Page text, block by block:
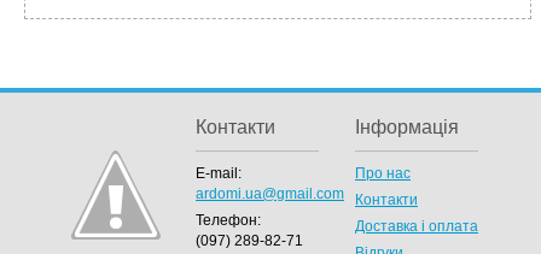
Контакти
E-mail:
ardomi.ua@gmail.com
Телефон:
(097) 289-82-71
Інформація
Про нас
Контакти
Доставка і оплата